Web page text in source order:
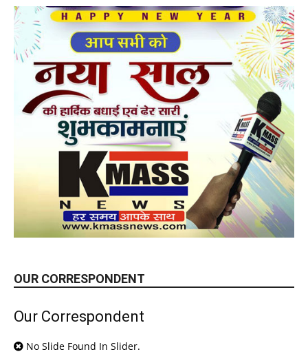
OUR CORRESPONDENT
Our Correspondent
No Slide Found In Slider.